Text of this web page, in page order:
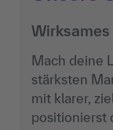
Mach deine
stärksten
mit klarer,
positionierst